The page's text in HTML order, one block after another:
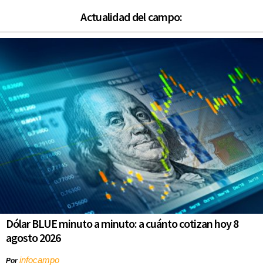
Actualidad del campo:
Dólar BLUE minuto a minuto: a cuánto cotizan hoy 8
agosto 2026
Porinfocampo